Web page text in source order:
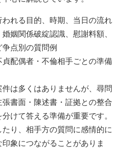
れる目的、時期、当日の流れ
姻関係破綻認識、慰謝料額、
点別の質問例
配偶者・不倫相手ごとの準備
は多くはありませんが、尋問
書面・陳述書・証拠との整合
けて答える準備が重要です。
り、相手方の質問に感情的に
象につながることがありま